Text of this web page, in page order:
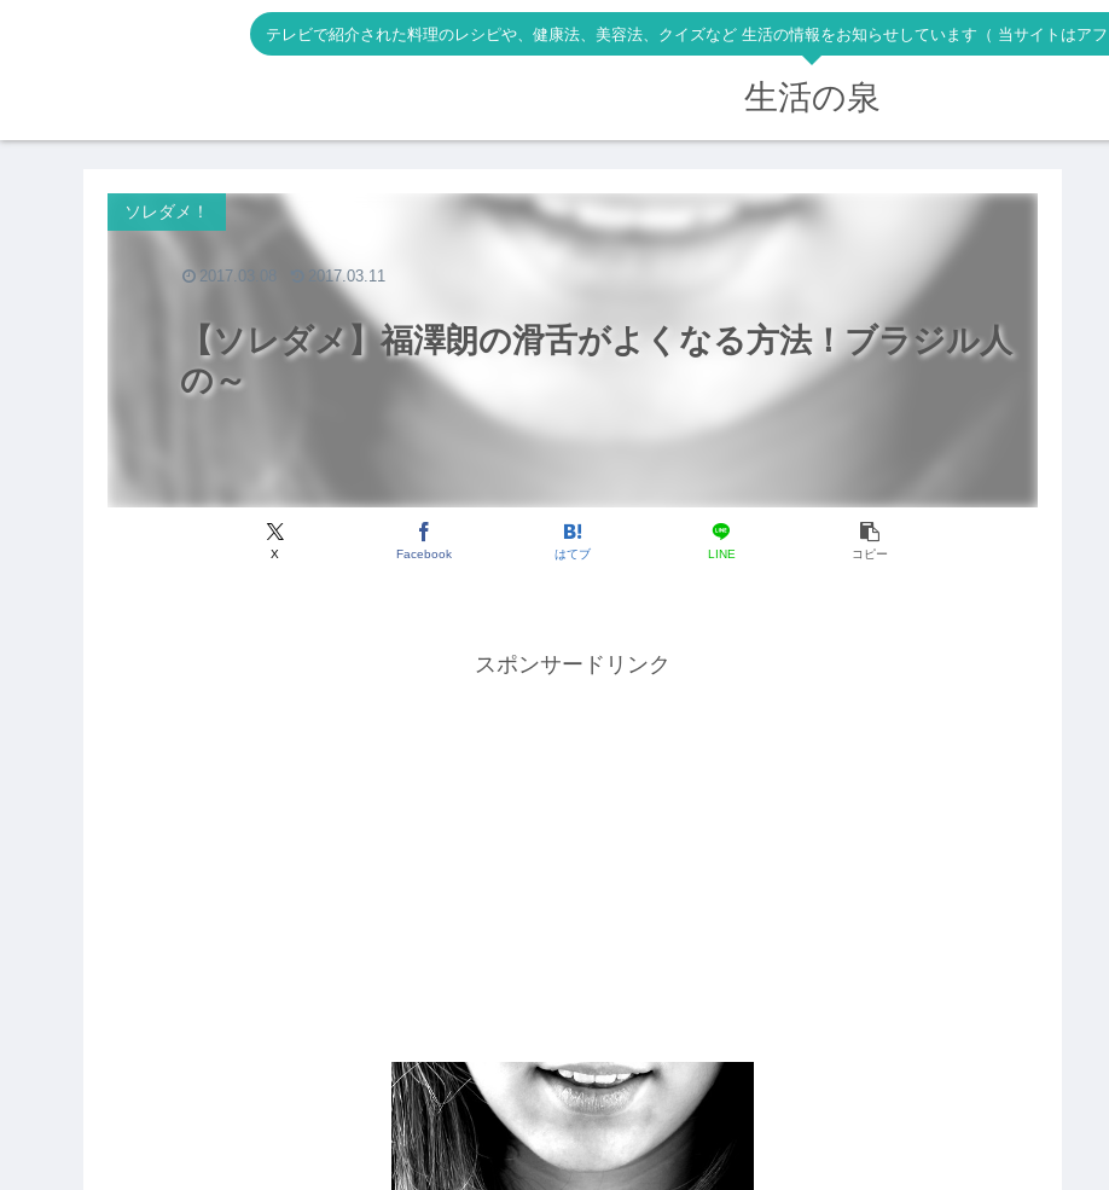
テレビで紹介された料理のレシピや、健康法、美容法、クイズなど 生活の情報をお知らせしています（ 当サイトはア
生活の泉
【ソレダメ】福澤朗の滑舌がよくなる方法！ブラジル人
の～
ソレダメ！
X Facebook はてブ LINE コピー
2017.03.08 2017.03.11
スポンサードリンク